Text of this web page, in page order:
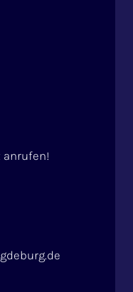
anrufen!